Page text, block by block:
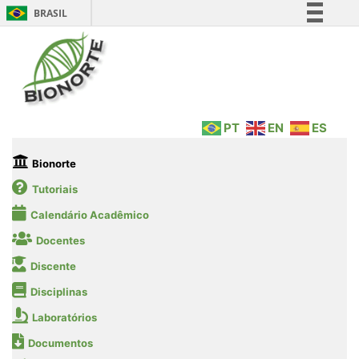
BRASIL
Legislação
PT EN ES
Bionorte
Tutoriais
Calendário Acadêmico
Docentes
Discente
Disciplinas
Laboratórios
Documentos